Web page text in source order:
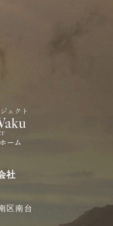
社
区南台